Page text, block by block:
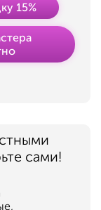
15%
сами!